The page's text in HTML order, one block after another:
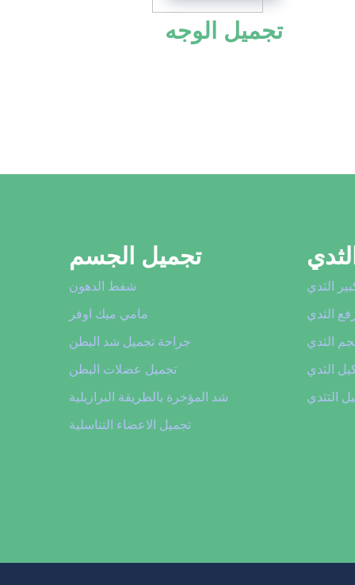
تجميل الوجه
الثدي
الثدي
الثدي
الثدي
التثدي
تجميل الجسم
شفط الدهون
مامي ميك اوفر
جراحة تجميل شد البطن
تجميل عضلات البطن
شد المؤخرة بالطريقة البرازيلية
تجميل الاعضاء التناسلية